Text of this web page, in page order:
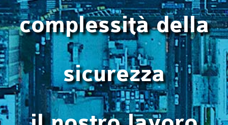
complessità della
sicurezza